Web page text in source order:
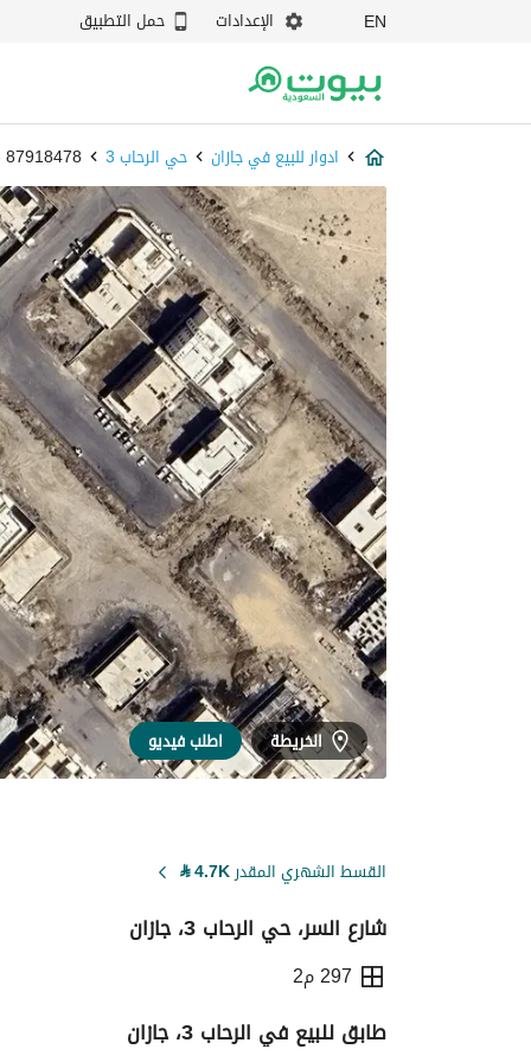
EN الإعدادات حمل التطبيق
ادوار للبيع في جازان حي الرحاب 3 87918478 - بيوت
الخريطة اطلب فيديو
القسط الشهري المقدر4.7K
⃁
شارع السر، حي الرحاب 3، جازان
297 م2
طابق للبيع في الرحاب 3، جازان